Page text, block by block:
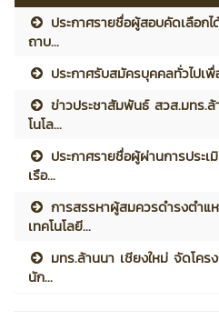
ประกาศรายชื่อผู้สอบคัดเลือก
ถาบ...
ประกาศรับสมัครบุคคลทั่วไปเ
ข่าวประชาสัมพันธ์ สวส.มทร.
โนโล...
ประกาศรายชื่อผู้ผ่านการประ
เรือ...
การสรรหาผู้สมควรดำรงตำแ
เทคโนโลยี...
มทร.ล้านนา เชียงใหม่ จัดโค
นัก...